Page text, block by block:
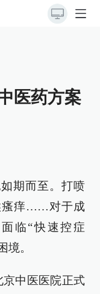
医药方案
期而至。打喷
瘙痒……对于成
临“快速控症
境。
中医医院正式